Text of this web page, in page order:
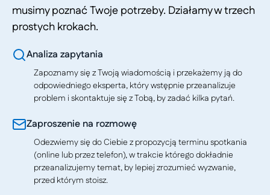
musimy poznać Twoje potrzeby. Działamy w trzech
prostych krokach.
Analiza zapytania
Zapoznamy się z Twoją wiadomością i przekażemy ją do
odpowiedniego eksperta, który wstępnie przeanalizuje
problem i skontaktuje się z Tobą, by zadać kilka pytań.
Zaproszenie na rozmowę
Odezwiemy się do Ciebie z propozycją terminu spotkania
(online lub przez telefon), w trakcie którego dokładnie
przeanalizujemy temat, by lepiej zrozumieć wyzwanie,
przed którym stoisz.